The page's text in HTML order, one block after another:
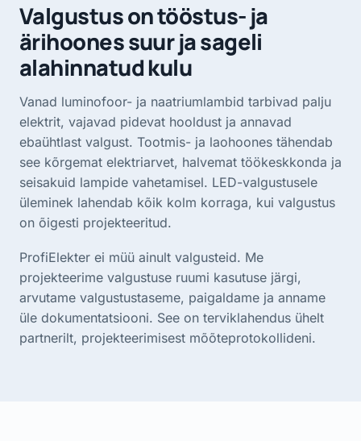
Valgustus on tööstus- ja
ärihoones suur ja sageli
alahinnatud kulu
Vanad luminofoor- ja naatriumlambid tarbivad palju
elektrit, vajavad pidevat hooldust ja annavad
ebaühtlast valgust. Tootmis- ja laohoones tähendab
see kõrgemat elektriarvet, halvemat töökeskkonda ja
seisakuid lampide vahetamisel. LED-valgustusele
üleminek lahendab kõik kolm korraga, kui valgustus
on õigesti projekteeritud.
ProfiElekter ei müü ainult valgusteid. Me
projekteerime valgustuse ruumi kasutuse järgi,
arvutame valgustustaseme, paigaldame ja anname
üle dokumentatsiooni. See on terviklahendus ühelt
partnerilt, projekteerimisest mõõteprotokollideni.